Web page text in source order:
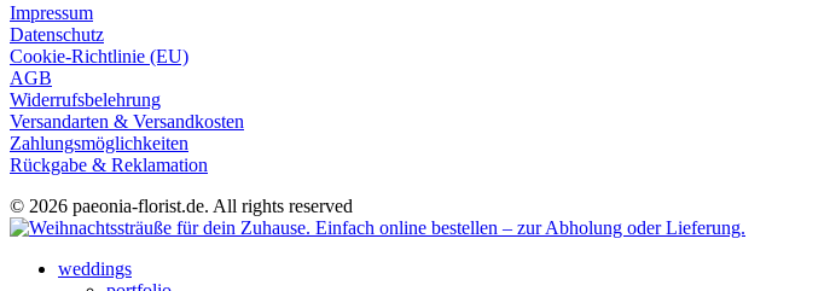
Impressum
Datenschutz
Cookie-Richtlinie (EU)
AGB
Widerrufsbelehrung
Versandarten & Versandkosten
Zahlungsmöglichkeiten
Rückgabe & Reklamation
© 2026 paeonia-florist.de. All rights reserved
weddings